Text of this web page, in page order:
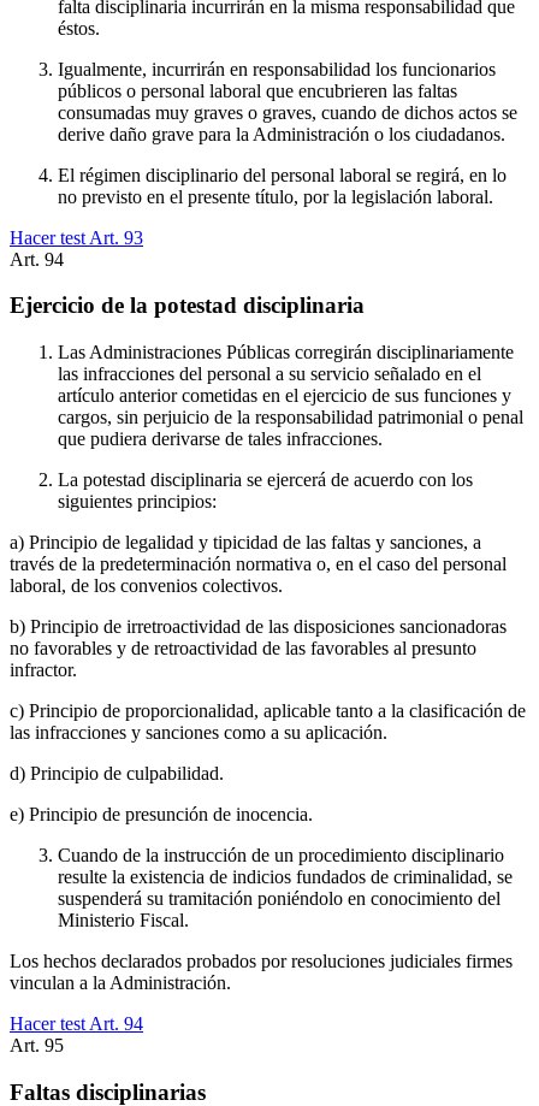
falta disciplinaria incurrirán en la misma responsabilidad que
éstos.
Igualmente, incurrirán en responsabilidad los funcionarios
públicos o personal laboral que encubrieren las faltas
consumadas muy graves o graves, cuando de dichos actos se
derive daño grave para la Administración o los ciudadanos.
El régimen disciplinario del personal laboral se regirá, en lo
no previsto en el presente título, por la legislación laboral.
Hacer test Art. 93
Art. 94
Ejercicio de la potestad disciplinaria
Las Administraciones Públicas corregirán disciplinariamente
las infracciones del personal a su servicio señalado en el
artículo anterior cometidas en el ejercicio de sus funciones y
cargos, sin perjuicio de la responsabilidad patrimonial o penal
que pudiera derivarse de tales infracciones.
La potestad disciplinaria se ejercerá de acuerdo con los
siguientes principios:
a) Principio de legalidad y tipicidad de las faltas y sanciones, a
través de la predeterminación normativa o, en el caso del personal
laboral, de los convenios colectivos.
b) Principio de irretroactividad de las disposiciones sancionadoras
no favorables y de retroactividad de las favorables al presunto
infractor.
c) Principio de proporcionalidad, aplicable tanto a la clasificación de
las infracciones y sanciones como a su aplicación.
d) Principio de culpabilidad.
e) Principio de presunción de inocencia.
Cuando de la instrucción de un procedimiento disciplinario
resulte la existencia de indicios fundados de criminalidad, se
suspenderá su tramitación poniéndolo en conocimiento del
Ministerio Fiscal.
Los hechos declarados probados por resoluciones judiciales firmes
vinculan a la Administración.
Hacer test Art. 94
Art. 95
Faltas disciplinarias